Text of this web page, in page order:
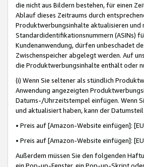
die nicht aus Bildern bestehen, für einen
Ablauf dieses Zeitraums durch
Produktwerbungsinhalte aktualisieren und
Standardidentifikationsnummern (ASINs)
Kundenanwendung, dürfen unbeschadet
Zwischenspeicher abgelegt werden. Auf
die Produktwerbungsinhalte enthält oder
(i) Wenn Sie seltener als stündlich
Anwendung angezeigten
Datums-/Uhrzeitstempel einfügen. Wenn
und aktualisiert haben, kann der
• Preis auf [Amazon-Website einfügen]:
• Preis auf [Amazon-Website einfügen]:
Außerdem müssen Sie den folgenden
ein Pop-up-Fenster, ein Pop-up-Skript